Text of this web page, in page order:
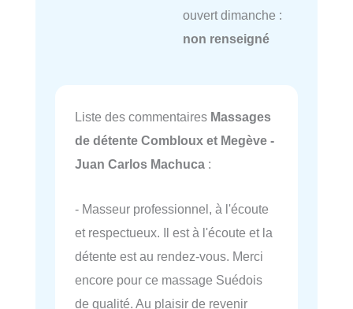
ouvert dimanche :
non renseigné
Liste des commentaires Massages
de détente Combloux et Megève -
Juan Carlos Machuca :
- Masseur professionnel, à l'écoute
et respectueux. Il est à l'écoute et la
détente est au rendez-vous. Merci
encore pour ce massage Suédois
de qualité. Au plaisir de revenir